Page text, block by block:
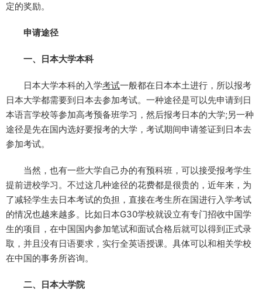
定的奖励。
申请途径
一、日本大学本科
日本大学本科的入学考试一般都在日本本土进行，所以报考
日本大学都需要到日本去参加考试。一种途径是可以先申请到日
本语言学校等参加高考预备班学习，然后报考日本的大学;另一种
途径是先在国内选好要报考的大学，考试期间申请签证到日本去
参加考试。
当然，也有一些大学自己办的有预科班，可以接受报考学生
提前进校学习。不过这几种途径的花费都是很贵的，近年来，为
了减轻学生去日本考试的负担，直接在考生所在国进行入学考试
的情况也越来越多。比如日本G30学校就设立有专门招收中国学
生的项目，在中国国内参加笔试和面试合格后就可以得到正式录
取，并且没有日语要求，实行全英语授课。具体可以和相关学校
在中国的事务所咨询。
二、日本大学院